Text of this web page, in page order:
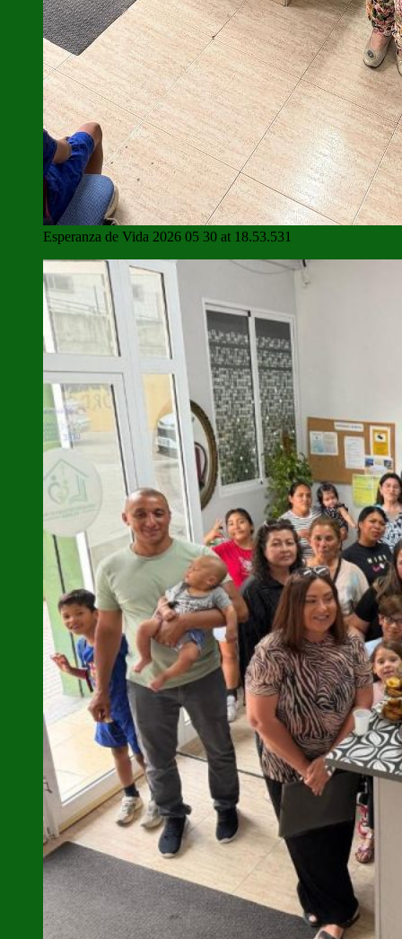
Esperanza de Vida 2026 05 30 at 18.53.531